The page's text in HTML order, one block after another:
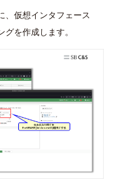
、仮想インタフェース
を作成します。